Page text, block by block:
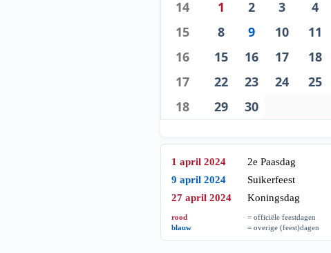
14
1 2 3 4
15
8 9 10 11
16
15 16 17 18
17
22 23 24 25
18
29 30
1 april 2024
2e Paasdag
9 april 2024
Suikerfeest
27 april 2024
Koningsdag
rood
= officiële feestdagen
blauw
= overige (feest)dagen